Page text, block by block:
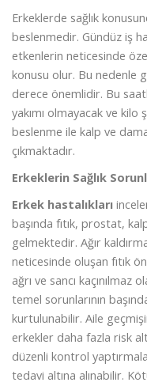
Erkeklerde sağlık
beslenmedir. Gündüz iş
etkenlerin neticesinde
konusu olur. Bu nedenle
derece önemlidir. Bu
yakımı olmayacak ve
beslenme ile kalp ve
çıkmaktadır.
Erkeklerin Sağlık
Erkek hastalıkları
başında fıtık, prostat,
gelmektedir. Ağır
neticesinde oluşan fıtık
ağrı ve sancı
temel sorunlarının
kurtulunabilir. Aile
erkekler daha fazla risk
düzenli kontrol
tedavi altına alınabilir.